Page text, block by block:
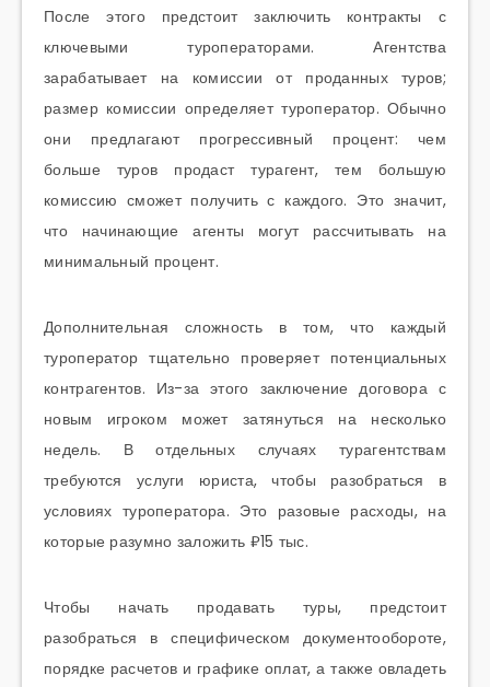
После этого предстоит заключить контракты с
ключевыми туроператорами. Агентства
зарабатывает на комиссии от проданных туров;
размер комиссии определяет туроператор. Обычно
они предлагают прогрессивный процент: чем
больше туров продаст турагент, тем большую
комиссию сможет получить с каждого. Это значит,
что начинающие агенты могут рассчитывать на
минимальный процент.
Дополнительная сложность в том, что каждый
туроператор тщательно проверяет потенциальных
контрагентов. Из-за этого заключение договора с
новым игроком может затянуться на несколько
недель. В отдельных случаях турагентствам
требуются услуги юриста, чтобы разобраться в
условиях туроператора. Это разовые расходы, на
которые разумно заложить ₽15 тыс.
Чтобы начать продавать туры, предстоит
разобраться в специфическом документообороте,
порядке расчетов и графике оплат, а также овладеть